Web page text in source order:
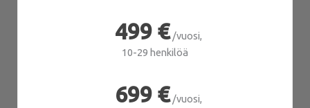
499 €/vuosi,
10-29 henkilöä
699 €/vuosi,